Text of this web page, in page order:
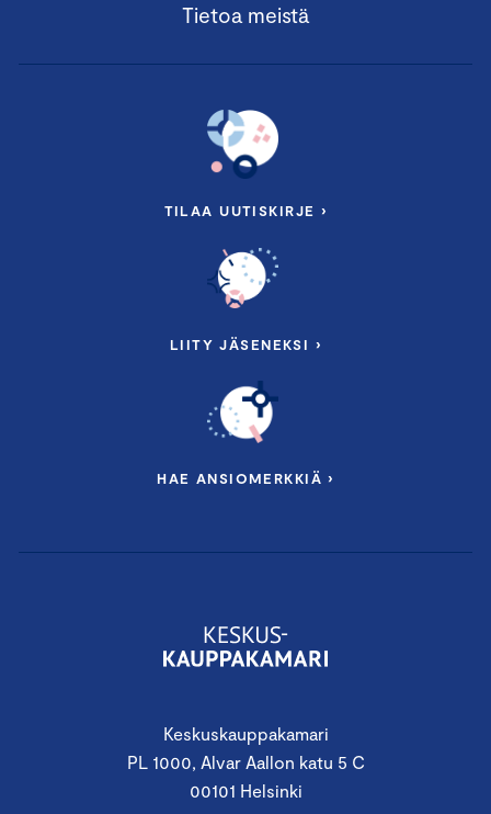
Keskuskauppakamari
PL 1000, Alvar Aallon katu 5 C
00101 Helsinki
Tietoa meistä
TILAA UUTISKIRJE ›
LIITY JÄSENEKSI ›
HAE ANSIOMERKKIÄ ›